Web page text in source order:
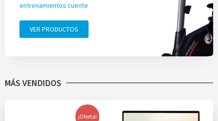
entrenamientos cuente
VER PRODUCTOS
MÁS VENDIDOS
¡Oferta!